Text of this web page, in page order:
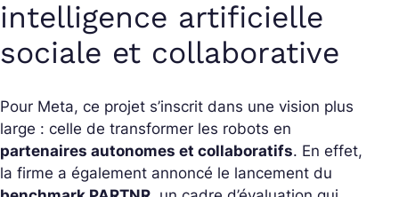
intelligence artificielle
sociale et collaborative
Pour Meta, ce projet s’inscrit dans une vision plus
large : celle de transformer les robots en
partenaires autonomes et collaboratifs. En effet,
la firme a également annoncé le lancement du